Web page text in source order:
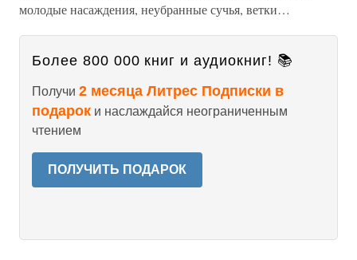
молодые насаждения, неубранные сучья, ветки…
Более 800 000 книг и аудиокниг! 📚
Получи 2 месяца Литрес Подписки в
подарок и наслаждайся неограниченным
чтением
ПОЛУЧИТЬ ПОДАРОК